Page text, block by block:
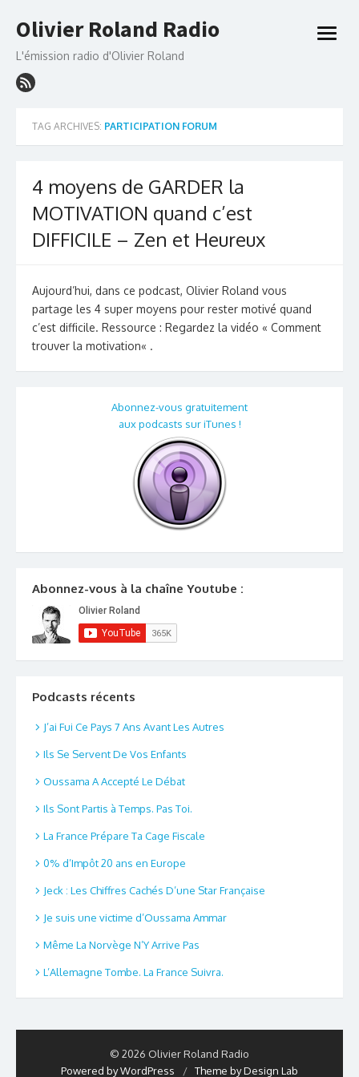
to
Olivier Roland Radio
L'émission radio d'Olivier Roland
open
TAG ARCHIVES: PARTICIPATION FORUM
4 moyens de GARDER la
MOTIVATION quand c’est
DIFFICILE – Zen et Heureux
Aujourd’hui, dans ce podcast, Olivier Roland vous
partage les 4 super moyens pour rester motivé quand
c’est difficile. Ressource : Regardez la vidéo « Comment
trouver la motivation« .
Abonnez-vous gratuitement
aux podcasts sur iTunes !
Abonnez-vous à la chaîne Youtube :
Podcasts récents
J’ai Fui Ce Pays 7 Ans Avant Les Autres
Ils Se Servent De Vos Enfants
Oussama A Accepté Le Débat
Ils Sont Partis à Temps. Pas Toi.
La France Prépare Ta Cage Fiscale
0% d’Impôt 20 ans en Europe
Jeck : Les Chiffres Cachés D’une Star Française
Je suis une victime d’Oussama Ammar
Même La Norvège N’Y Arrive Pas
L’Allemagne Tombe. La France Suivra.
© 2026 Olivier Roland Radio
Powered by WordPress
/ Theme by Design Lab